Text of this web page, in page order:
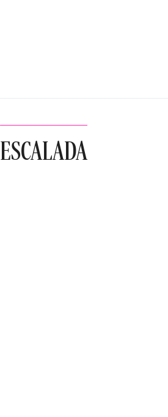
ESCALADA